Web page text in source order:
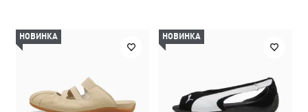
НОВИНКА НОВИНКА